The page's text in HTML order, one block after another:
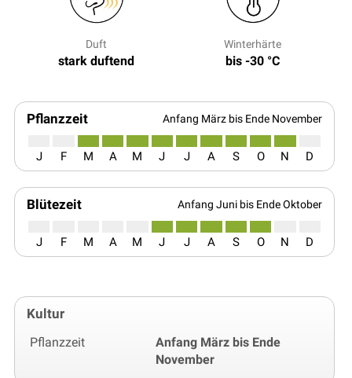
Duft
stark duftend
Winterhärte
bis -30 °C
Pflanzzeit Anfang März bis Ende November
J F M A M J J A S O N D
Blütezeit Anfang Juni bis Ende Oktober
J F M A M J J A S O N D
Kultur
Pflanzzeit
Anfang März bis Ende
November